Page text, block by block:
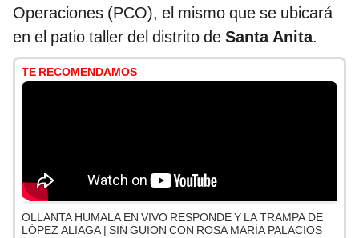
Operaciones (PCO), el mismo que se ubicará
en el patio taller del distrito de Santa Anita.
TE RECOMENDAMOS
OLLANTA HUMALA EN VIVO RESPONDE Y LA TRAMPA DE
LÓPEZ ALIAGA | SIN GUION CON ROSA MARÍA PALACIOS